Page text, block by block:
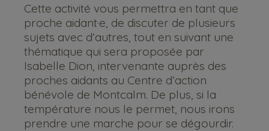
Cette activité vous permettra en tant que
proche aidant·e, de discuter de plusieurs
sujets avec d’autres, tout en suivant une
thématique qui sera proposée par
Isabelle Dion, intervenante auprès des
proches aidants au Centre d’action
bénévole de Montcalm. De plus, si la
température nous le permet, nous irons
prendre une marche pour se dégourdir.